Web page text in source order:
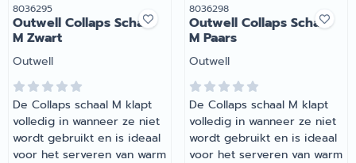
Artikelnummer
8036295
Outwell Collaps Schaal
M Zwart
Merk:
Outwell
De Collaps schaal M klapt
volledig in wanneer ze niet
wordt gebruikt en is ideaal
voor het serveren van warm
Artikelnummer
8036298
Outwell Collaps Schaal
M Paars
Merk:
Outwell
De Collaps schaal M klapt
volledig in wanneer ze niet
wordt gebruikt en is ideaal
voor het serveren van warm